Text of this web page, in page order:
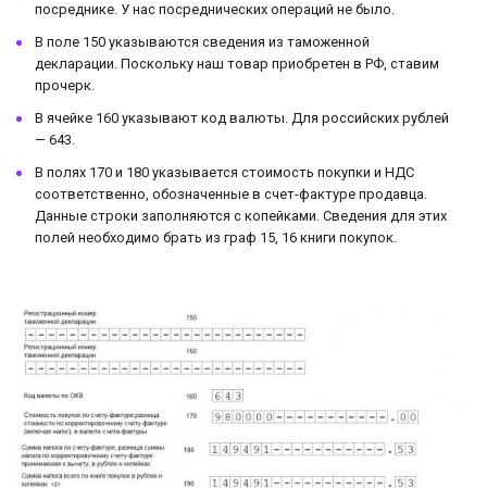
посреднике. У нас посреднических операций не было.
В поле 150 указываются сведения из таможенной
декларации. Поскольку наш товар приобретен в РФ, ставим
прочерк.
В ячейке 160 указывают код валюты. Для российских рублей
— 643.
В полях 170 и 180 указывается стоимость покупки и НДС
соответственно, обозначенные в счет-фактуре продавца.
Данные строки заполняются с копейками. Сведения для этих
полей необходимо брать из граф 15, 16 книги покупок.